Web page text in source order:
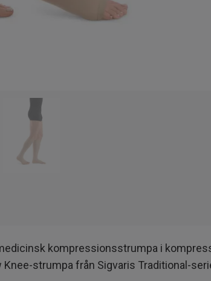
kompressionsstrumpa i
strumpa från Sigvaris Traditional-